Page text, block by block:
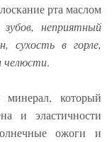
рта маслом
неприятный
сухость в горле,
челюсти.
который
и эластичности
ожоги и